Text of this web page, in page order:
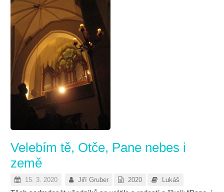
Velebím tě, Otče, Pane nebes i
země
15. 3. 2020 Jiří Gruber 2020 Lukáš